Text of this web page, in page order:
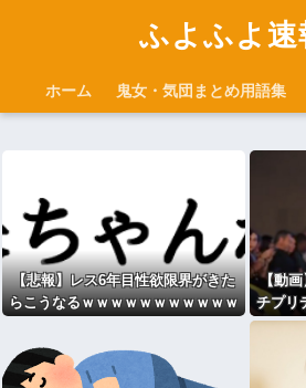
ふよふよ速
ホーム 鬼女・気団まとめ用語集
【悲報】レス6年目性欲限界がきた
らこうなるｗｗｗｗｗｗｗｗｗｗｗ
【動画
チプリ